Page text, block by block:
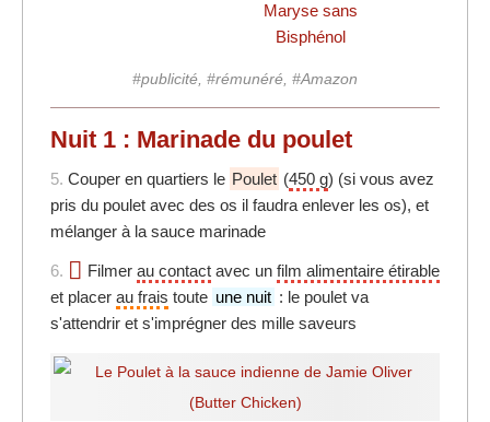
Maryse sans
Bisphénol
#publicité, #rémunéré, #Amazon
Nuit 1 : Marinade du poulet
5. Couper en quartiers le Poulet (450 g) (si vous avez
pris du poulet avec des os il faudra enlever les os), et
mélanger à la sauce marinade
6. Filmer au contact avec un film alimentaire étirable
et placer au frais toute une nuit : le poulet va
s'attendrir et s'imprégner des mille saveurs